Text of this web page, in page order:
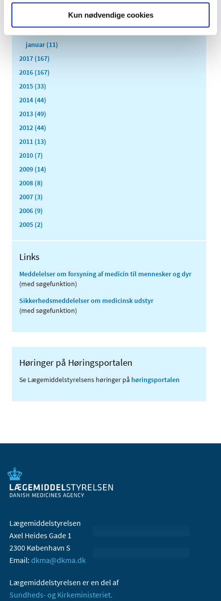
Kun nødvendige cookies
april (10)
januar (11)
2017 (167)
2016 (167)
2015 (33)
2014 (44)
2013 (49)
2012 (44)
2011 (13)
2010 (7)
2009 (14)
2008 (8)
2007 (3)
2006 (9)
2005 (2)
Links
Meddelelser om forsyning af medicin til mennesker og dyr
(med søgefunktion)
Sikkerhedsmeddelelser om medicinsk udstyr
(med søgefunktion)
Høringer på Høringsportalen
Se Lægemiddelstyrelsens høringer på høringsportalen
Lægemiddelstyrelsen
Axel Heides Gade 1
2300 København S
Email: dkma@dkma.dk
Lægemiddelstyrelsen er en del af
Sundheds- og Kirkeministeriet.